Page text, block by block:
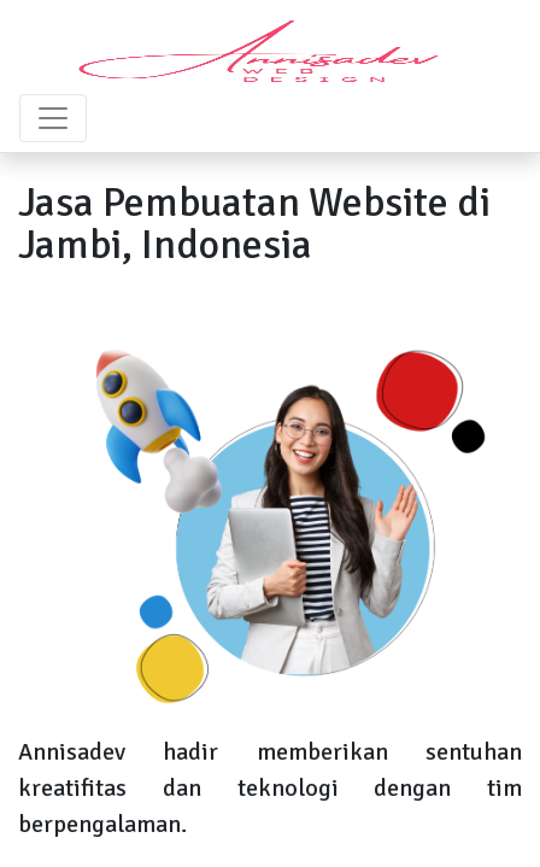
Jasa Pembuatan Website di
Jambi, Indonesia
Annisadev hadir memberikan sentuhan
kreatifitas dan teknologi dengan tim
berpengalaman.